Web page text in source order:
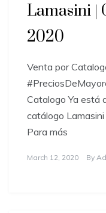
Lamasini |
2020
Venta por
Catalogo Ya está
catálogo
Para más
March 12, 2020 By